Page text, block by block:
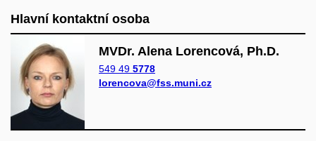
Hlavní kontaktní osoba
MVDr. Alena Lorencová, Ph.D.
549 49 5778
lorencova@fss.muni.cz